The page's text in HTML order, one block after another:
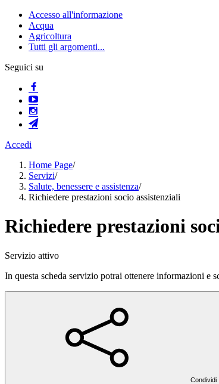
Accesso all'informazione
Acqua
Agricoltura
Tutti gli argomenti...
Seguici su
Accedi
Home Page/
Servizi/
Salute, benessere e assistenza/
Richiedere prestazioni socio assistenziali
Richiedere prestazioni
Servizio attivo
In questa scheda servizio potrai ottenere informazioni e
Condividi